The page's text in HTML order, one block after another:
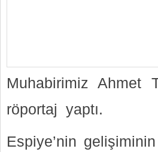
Muhabirimiz Ahmet
röportaj yaptı.
Espiye’nin